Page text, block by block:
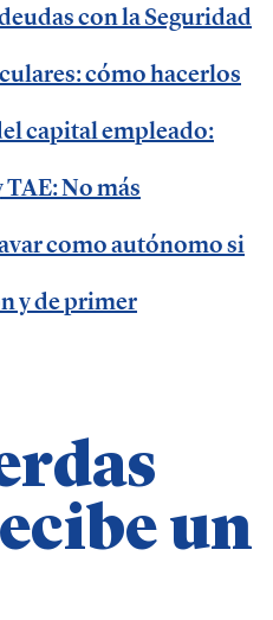
en Accountex
fiscalidad |
| emprendedores
| ADE | pymes |
con la Seguridad
cómo hacerlos
capital empleado:
No más
como autónomo si
y de primer
un